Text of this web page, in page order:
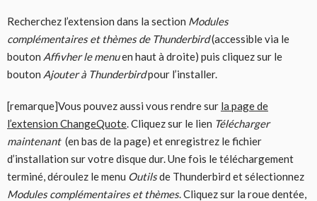
Recherchez l’extension dans la section Modules
complémentaires et thèmes de Thunderbird(accessible via le
bouton Affivher le menuen haut à droite) puis cliquez sur le
bouton Ajouter à Thunderbirdpour l’installer.
[remarque]Vous pouvez aussi vous rendre sur la page de
l’extension ChangeQuote. Cliquez sur le lien Télécharger
maintenant (en bas de la page) et enregistrez le fichier
d’installation sur votre disque dur. Une fois le téléchargement
terminé, déroulez le menu Outilsde Thunderbird et sélectionnez
Modules complémentaires et thèmes. Cliquez sur la roue dentée,